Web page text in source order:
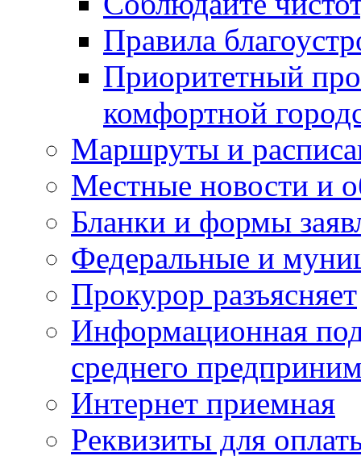
Правила
Приоритетный
комфортной
Маршруты и
Местные новости и
Бланки и формы
Федеральные и
Прокурор разъясняет
Информационная
среднего
Интернет приемная
Реквизиты для